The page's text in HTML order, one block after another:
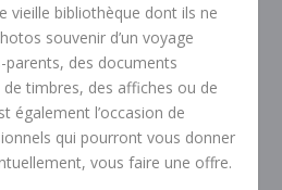
vieille bibliothèque dont ils ne
souvenir d’un voyage
parents, des documents
timbres, des affiches ou de
également l’occasion de
qui pourront vous donner
vous faire une offre.